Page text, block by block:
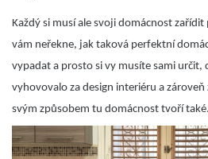
Každý si musí ale svoji domácnost
vám neřekne, jak taková perfektní
vypadat a prosto si vy musíte sami určit,
vyhovovalo za design interiéru a
svým způsobem tu domácnost tvoří také.